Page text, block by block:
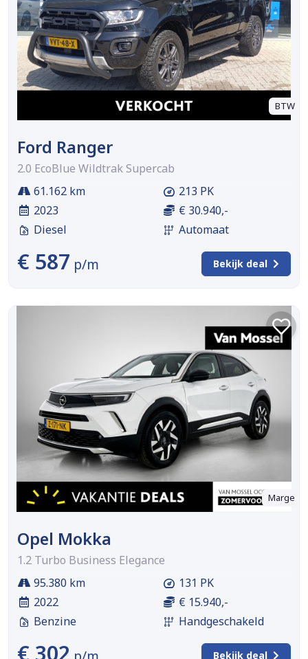
BTW
Ford Ranger
2.0 EcoBlue Wildtrak Supercab
61.162 km
2023
Diesel
213 PK
€ 30.940,-
Automaat
€ 587 p/m Bekijk deal
Marge
Opel Mokka
1.2 Turbo Business Elegance
95.380 km
2022
Benzine
131 PK
€ 15.940,-
Handgeschakeld
€ 302 Bekijk deal